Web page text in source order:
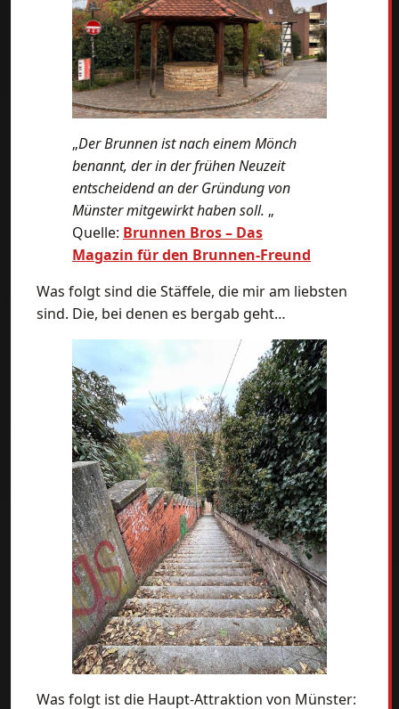
„Der Brunnen ist nach einem Mönch
benannt, der in der frühen Neuzeit
entscheidend an der Gründung von
Münster mitgewirkt haben soll. „
Quelle: Brunnen Bros – Das
Magazin für den Brunnen-Freund
Was folgt sind die Stäffele, die mir am liebsten
sind. Die, bei denen es bergab geht…
Was folgt ist die Haupt-Attraktion von Münster: